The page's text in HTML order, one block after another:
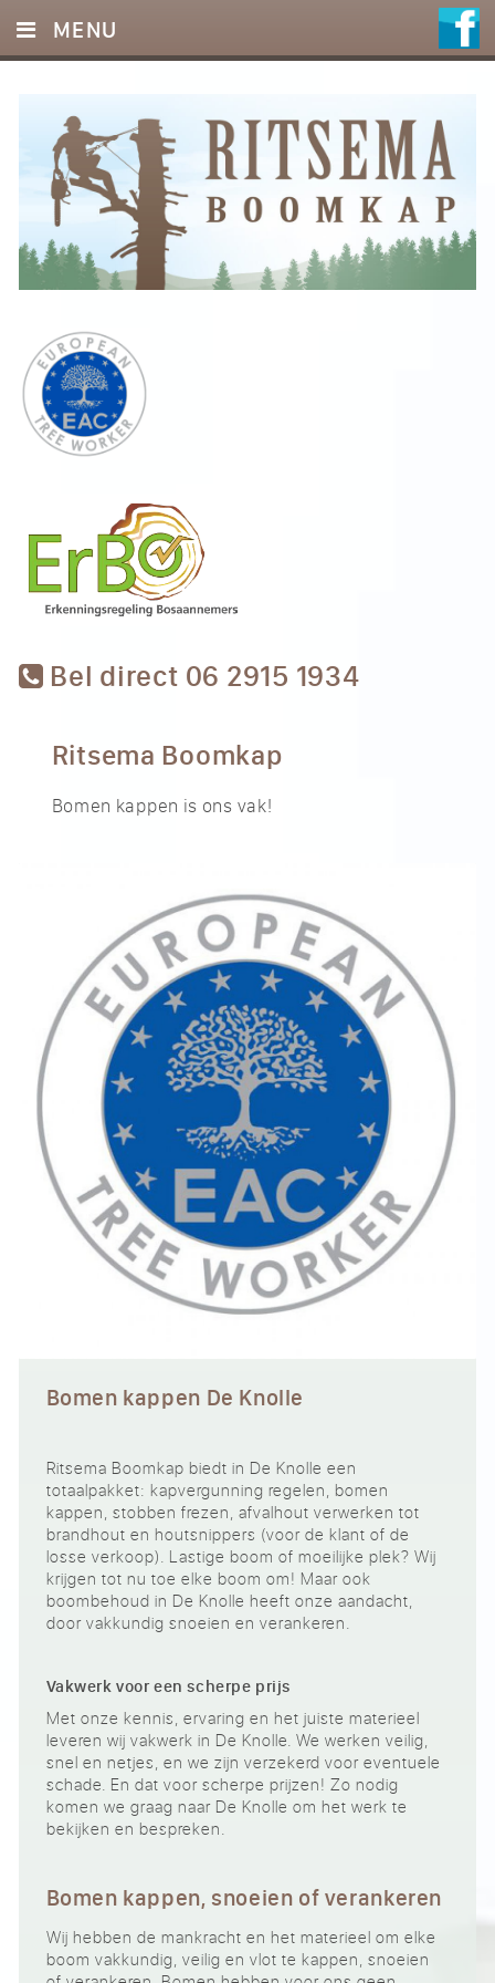
Bel direct 06 2915 1934
MENU
DIENSTEN
FOTO’S
REFERENTIES
OFFERTE
CONTACT
Ritsema Boomkap
Bomen kappen is ons vak!
Bomen kappen De Knolle
Ritsema Boomkap biedt in De Knolle een
totaalpakket: kapvergunning regelen, bomen
kappen, stobben frezen, afvalhout verwerken tot
brandhout en houtsnippers (voor de klant of de
losse verkoop). Lastige boom of moeilijke plek? Wij
krijgen tot nu toe elke boom om! Maar ook
boombehoud in De Knolle heeft onze aandacht,
door vakkundig snoeien en verankeren.
Vakwerk voor een scherpe prijs
Met onze kennis, ervaring en het juiste materieel
leveren wij vakwerk in De Knolle. We werken veilig,
snel en netjes, en we zijn verzekerd voor eventuele
schade. En dat voor scherpe prijzen! Zo nodig
komen we graag naar De Knolle om het werk te
bekijken en bespreken.
Bomen kappen, snoeien of verankeren
Wij hebben de mankracht en het materieel om elke
boom vakkundig, veilig en vlot te kappen, snoeien